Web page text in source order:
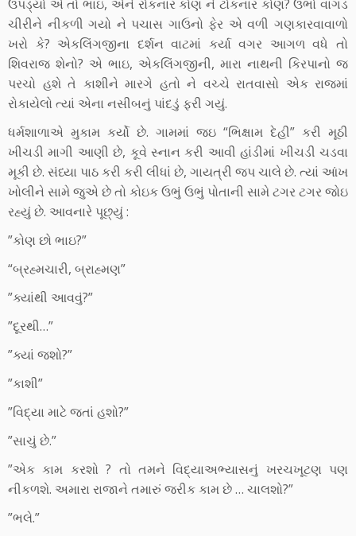
ઉપડ્યો એ તો ભાઇ, એને રોકનાર કોણ ને ટોકનાર કોણ? ઉભો વાગડ
ચીરીને નીકળી ગયો ને પચાસ ગાઉનો ફેર એ વળી ગણકારવાવાળો
ખરો કે? એકલિંગજીના દર્શન વાટમાં કર્યા વગર આગળ વધે તો
શિવરાજ શેનો? એ ભાઇ, એકલિંગજીની, મારા નાથની કિરપાનો જ
પરચો હશે તે કાશીને મારગે હતો ને વચ્ચે રાતવાસો એક રાજમાં
રોકાયેલો ત્યાં એના નસીબનું પાંદડું ફરી ગયું.
ધર્મશાળાએ મુકામ કર્યો છે. ગામમાં જઇ “ભિક્ષામ દેહી” કરી મૂઠી
ખીચડી માગી આણી છે, કૂવે સ્નાન કરી આવી હાંડીમાં ખીચડી ચડવા
મૂકી છે. સંધ્યા પાઠ કરી કરી લીધાં છે, ગાયત્રી જપ ચાલે છે. ત્યાં આંખ
ખોલીને સામે જુએ છે તો કોઇક ઉભું ઉભું પોતાની સામે ટગર ટગર જોઇ
રહ્યું છે. આવનારે પૂછ્યું :
”કોણ છો ભાઇ?”
“બ્રહ્મચારી, બ્રાહ્મણ”
”ક્યાંથી આવવું?”
”દૂરથી…”
”ક્યાં જશો?”
”કાશી”
”વિદ્યા માટે જતાં હશો?”
”સાચું છે.”
”એક કામ કરશો ? તો તમને વિદ્યાઅભ્યાસનું ખરચખૂટણ પણ
નીકળશે. અમારા રાજાને તમારું જરીક કામ છે … ચાલશો?”
”ભલે.”